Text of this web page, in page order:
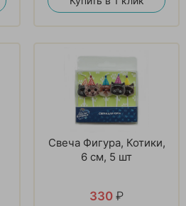
Свеча Фигура, Котики,
6 см, 5 шт
330 ₽